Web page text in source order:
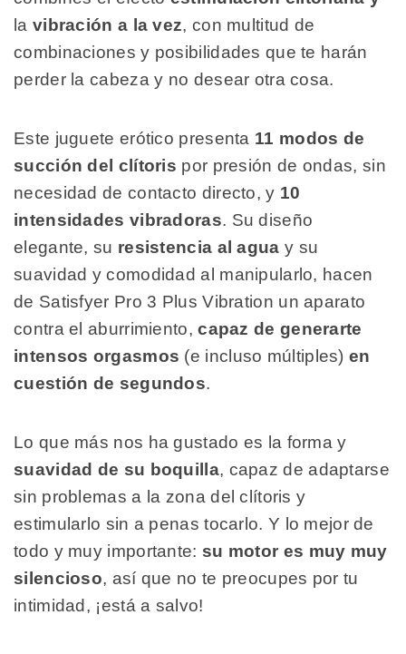
la vibración a la vez, con multitud de
combinaciones y posibilidades que te harán
perder la cabeza y no desear otra cosa.
Este juguete erótico presenta 11 modos de
succión del clítoris por presión de ondas, sin
necesidad de contacto directo, y 10
intensidades vibradoras. Su diseño
elegante, su resistencia al agua y su
suavidad y comodidad al manipularlo, hacen
de Satisfyer Pro 3 Plus Vibration un aparato
contra el aburrimiento,capaz de generarte
intensos orgasmos (e incluso múltiples)en
cuestión de segundos.
Lo que más nos ha gustado es la forma y
suavidad de su boquilla, capaz de adaptarse
sin problemas a la zona del clítoris y
estimularlo sin a penas tocarlo. Y lo mejor de
todo y muy importante: su motor es muy muy
silencioso, así que no te preocupes por tu
intimidad, ¡está a salvo!